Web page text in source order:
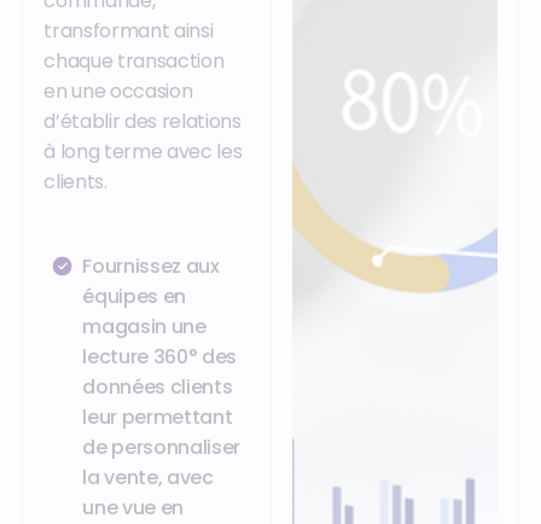
transformant ainsi
chaque transaction
en une occasion
d’établir des relations
à long terme avec les
clients.
Fournissez aux
équipes en
magasin une
lecture 360° des
données clients
leur permettant
de personnaliser
la vente, avec
une vue en